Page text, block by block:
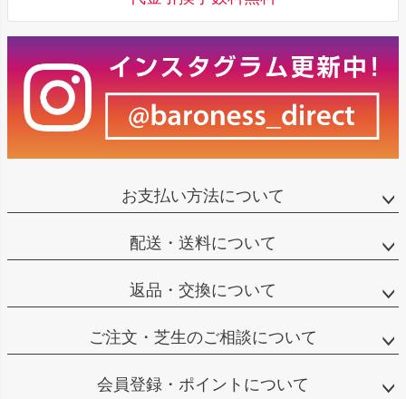
お支払い方法について
配送・送料について
返品・交換について
ご注文・芝生のご相談について
会員登録・ポイントについて